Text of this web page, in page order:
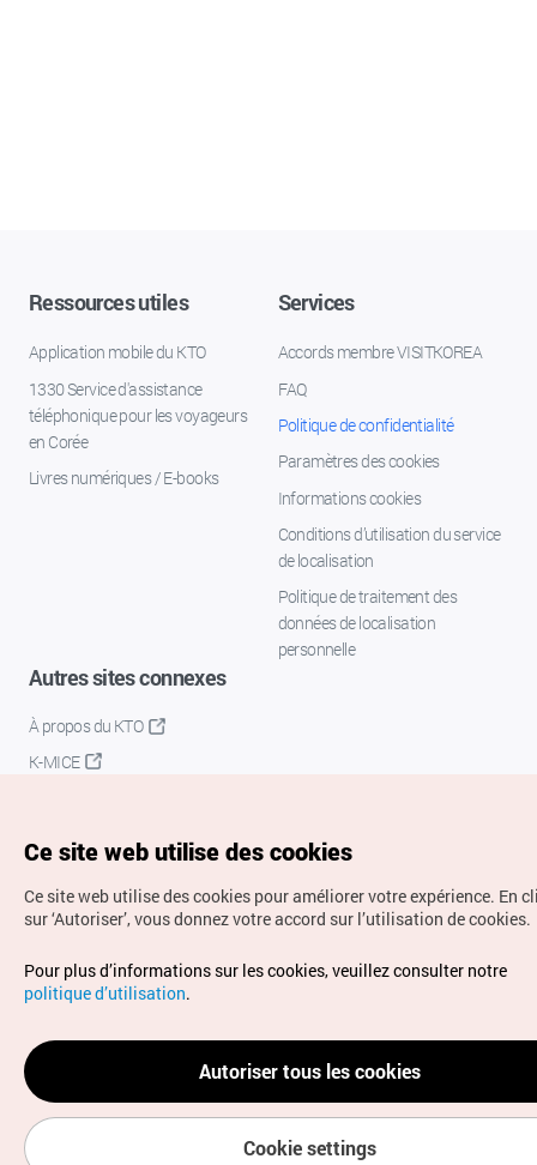
Ressources utiles
Application mobile du KTO
1330 Service d'assistance
téléphonique pour les voyageurs
en Corée
Livres numériques / E-books
Services
Accords membre VISITKOREA
FAQ
Politique de confidentialité
Paramètres des cookies
Informations cookies
Conditions d’utilisation du service
de localisation
Politique de traitement des
données de localisation
personnelle
Autres sites connexes
À propos du KTO
K-MICE
Droits d’auteur (c) Office National du Tourisme en Corée.
Tous droits réservés.
Pour les rapports d'erreurs et demandes de renseignements,
adressez vos demandes à
info.ontc@gmail.com
Ce site web utilise des cookies
Ce site web utilise des cookies pour améliorer votre expérience. En
sur ‘Autoriser’, vous donnez votre accord sur l’utilisation de cookies.
Pour plus d’informations sur les cookies, veuillez consulter notre
politique d’utilisation.
Autoriser tous les cookies
Cookie settings